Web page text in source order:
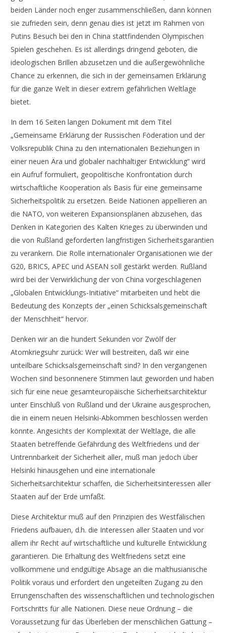
beiden Länder noch enger zusammenschließen, dann können
sie zufrieden sein, denn genau dies ist jetzt im Rahmen von
Putins Besuch bei den in China stattfindenden Olympischen
Spielen geschehen. Es ist allerdings dringend geboten, die
ideologischen Brillen abzusetzen und die außergewöhnliche
Chance zu erkennen, die sich in der gemeinsamen Erklärung
für die ganze Welt in dieser extrem gefährlichen Weltlage
bietet.
In dem 16 Seiten langen Dokument mit dem Titel
„Gemeinsame Erklärung der Russischen Föderation und der
Volksrepublik China zu den internationalen Beziehungen in
einer neuen Ära und globaler nachhaltiger Entwicklung“ wird
ein Aufruf formuliert, geopolitische Konfrontation durch
wirtschaftliche Kooperation als Basis für eine gemeinsame
Sicherheitspolitik zu ersetzen. Beide Nationen appellieren an
die NATO, von weiteren Expansionsplänen abzusehen, das
Denken in Kategorien des Kalten Krieges zu überwinden und
die von Rußland geforderten langfristigen Sicherheitsgarantien
zu verankern. Die Rolle internationaler Organisationen wie der
G20, BRICS, APEC und ASEAN soll gestärkt werden. Rußland
wird bei der Verwirklichung der von China vorgeschlagenen
„Globalen Entwicklungs-Initiative“ mitarbeiten und hebt die
Bedeutung des Konzepts der „einen Schicksalsgemeinschaft
der Menschheit“ hervor.
Denken wir an die hundert Sekunden vor Zwölf der
Atomkriegsuhr zurück: Wer will bestreiten, daß wir eine
unteilbare Schicksalsgemeinschaft sind? In den vergangenen
Wochen sind besonnenere Stimmen laut geworden und haben
sich für eine neue gesamteuropäische Sicherheitsarchitektur
unter Einschluß von Rußland und der Ukraine ausgesprochen,
die in einem neuen Helsinki-Abkommen beschlossen werden
könnte. Angesichts der Komplexität der Weltlage, die alle
Staaten betreffende Gefährdung des Weltfriedens und der
Untrennbarkeit der Sicherheit aller, muß man jedoch über
Helsinki hinausgehen und eine internationale
Sicherheitsarchitektur schaffen, die Sicherheitsinteressen aller
Staaten auf der Erde umfaßt.
Diese Architektur muß auf den Prinzipien des Westfälischen
Friedens aufbauen, d.h. die Interessen aller Staaten und vor
allem ihr Recht auf wirtschaftliche und kulturelle Entwicklung
garantieren. Die Erhaltung des Weltfriedens setzt eine
vollkommene und endgültige Absage an die malthusianische
Politik voraus und erfordert den ungeteilten Zugang zu den
Errungenschaften des wissenschaftlichen und technologischen
Fortschritts für alle Nationen. Diese neue Ordnung – die
Voraussetzung für das Überleben der menschlichen Gattung –